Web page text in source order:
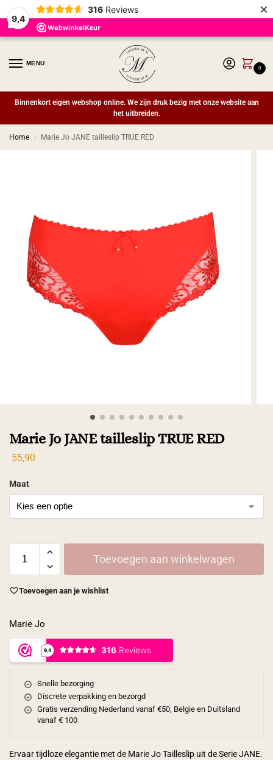
9,4
316 Reviews ×
MENU
0
Binnenkort eigen webshop online. We zijn druk bezig met onze website aan
het uitbreiden.
Home / Marie Jo JANE tailleslip TRUE RED
Marie Jo JANE tailleslip TRUE RED
55,90
Maat
Toevoegen aan winkelwagen
Toevoegen aan je wishlist
Marie Jo
Snelle bezorging
Discrete verpakking en bezorgd
Gratis verzending Nederland vanaf €50, Belgie en Duitsland
vanaf € 100
Ervaar tijdloze elegantie met de Marie Jo Tailleslip uit de Serie JANE.